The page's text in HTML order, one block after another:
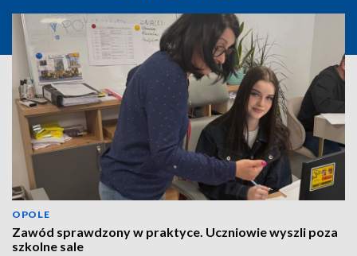
OPOLE
Zawód sprawdzony w praktyce. Uczniowie wyszli poza
szkolne sale